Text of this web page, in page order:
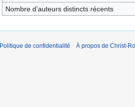
Nombre d’auteurs distincts récents
Politique de confidentialité À propos de Christ-